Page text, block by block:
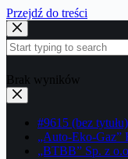
Przejdź do treści
Brak wyników
#9615 (bez tytułu)
„Auto-Eko-Gaz”
„BTBB” Sp. z